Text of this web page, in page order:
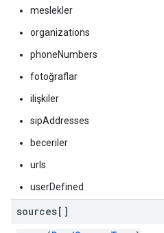
meslekler
organizations
phoneNumbers
fotoğraflar
ilişkiler
sipAddresses
beceriler
urls
userDefined
sources[]